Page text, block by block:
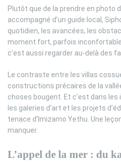
Plutôt que de la prendre en photo
accompagné d’un guide local,
quotidien, les avancées, les
moment fort, parfois
c’est aussi regarder au-delà des
Le contraste entre les villas
constructions précaires de la
choses bougent. Et c’est dans
les galeries d’art et les projets
tenace d’Imizamo Yethu. Une
manquer.
L’appel de la mer : du